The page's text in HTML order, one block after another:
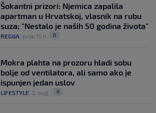
Šokantni prizori: Njemica zapalila
apartman u Hrvatskoj, vlasnik na rubu
suza; "Nestalo je naših 50 godina života"
REGIJA prije 15 h 0
Mokra plahta na prozoru hladi sobu
bolje od ventilatora, ali samo ako je
ispunjen jedan uslov
LIFESTYLE 5. aug. 0